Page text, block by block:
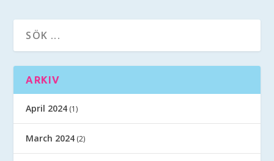
ARKIV
April 2024 (1)
March 2024 (2)